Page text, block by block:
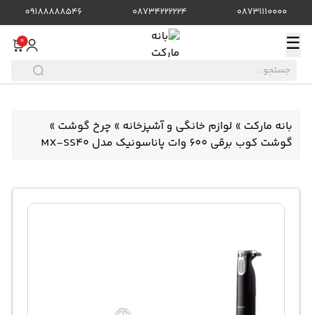
08731110000
08734222224
09188888546
☰
0
بانه مارکت » لوازم خانگی و آشپزخانه » چرخ گوشت »
گوشت کوب برقی 600 وات پاناسونیک مدل MX-SS40